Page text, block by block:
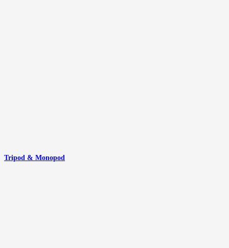
Tripod & Monopod